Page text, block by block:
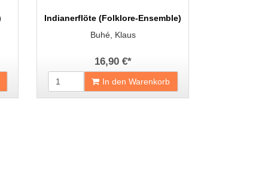
Indianerflöte (Folklore-Ensemble)
Buhé, Klaus
16,90 €*
In den Warenkorb